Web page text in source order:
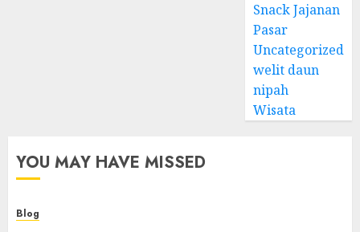
Snack Jajanan
Pasar
Uncategorized
welit daun
nipah
Wisata
YOU MAY HAVE MISSED
Blog